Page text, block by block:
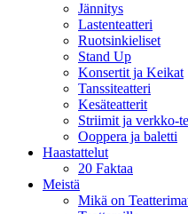
Jännitys
Lastenteatteri
Ruotsinkieliset
Stand Up
Konsertit ja Keikat
Tanssiteatteri
Kesäteatterit
Striimit ja verkko-
Ooppera ja baletti
Haastattelut
20 Faktaa
Meistä
Mikä on